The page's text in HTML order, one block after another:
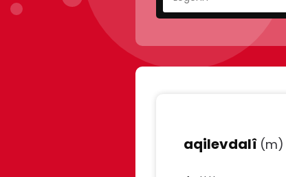
aqilevdalî (m)